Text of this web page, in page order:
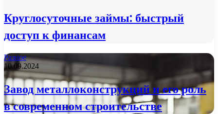
Круглосуточные займы: быстрый
доступ к финансам
Разное
10.09.2024
Завод металлоконструкций и его роль
в современном строительстве